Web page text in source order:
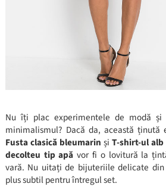
Nu îți plac experimentele de modă
minimalismul? Dacă da, această ținută
Fusta clasică bleumarin și T-shirt-ul alb
decolteu tip apă vor fi o lovitură la
vară. Nu uitați de bijuteriile delicate
plus subtil pentru întregul set.